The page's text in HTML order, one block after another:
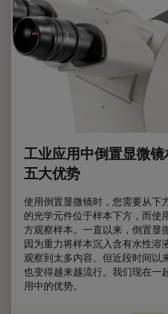
工业应用中倒置显微
五大优势
使用倒置显微镜时，您需要从下
的光学元件位于样本下方，而使
方观察样本。一直以来，倒置显
因为重力将样本沉入含有水性溶
观察到太多内容。但近段时间以
也变得越来越流行。我们现在一
用中的优势。